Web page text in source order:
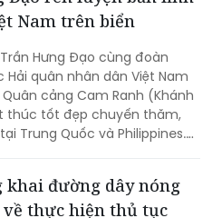
Trần Hưng Đạo cùng đoàn
quân nhân dân Việt Nam
cảng Cam Ranh (Khánh
thúc tốt đẹp chuyến thăm,
Trung Quốc và Philippines.
kiện hoạt động liên tục trên
đã duy trì nghiêm các chế độ
chiến đấu, trực canh, đi
khai đường dây nóng